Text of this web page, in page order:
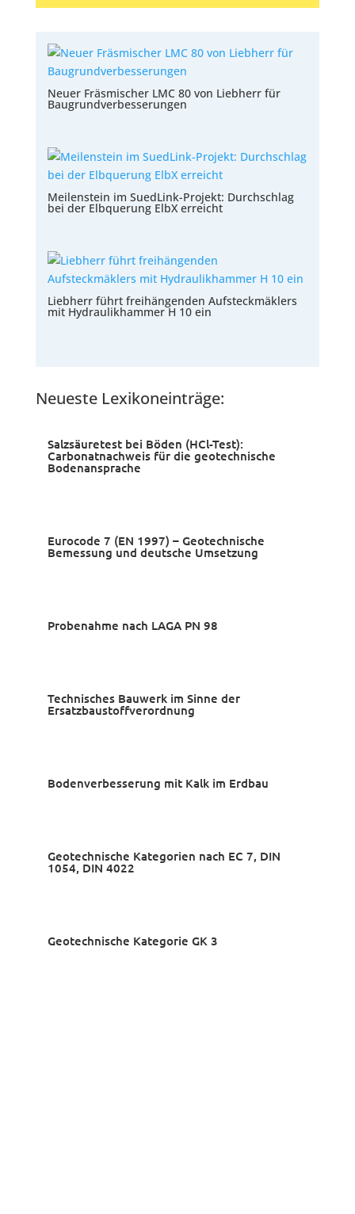
Neuer Fräsmischer LMC 80 von Liebherr für
Baugrundverbesserungen
Meilenstein im SuedLink-Projekt: Durchschlag
bei der Elbquerung ElbX erreicht
Liebherr führt freihängenden Aufsteckmäklers
mit Hydraulikhammer H 10 ein
Neueste Lexikoneinträge:
Salzsäuretest bei Böden (HCl-Test):
Carbonatnachweis für die geotechnische
Bodenansprache
Eurocode 7 (EN 1997) – Geotechnische
Bemessung und deutsche Umsetzung
Probenahme nach LAGA PN 98
Technisches Bauwerk im Sinne der
Ersatzbaustoffverordnung
Bodenverbesserung mit Kalk im Erdbau
Geotechnische Kategorien nach EC 7, DIN
1054, DIN 4022
Geotechnische Kategorie GK 3